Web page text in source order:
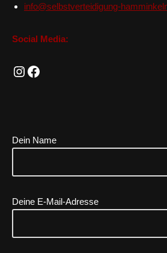
info@selbstverteidigung-
Social Media:
Dein Name
Deine E-Mail-Adresse